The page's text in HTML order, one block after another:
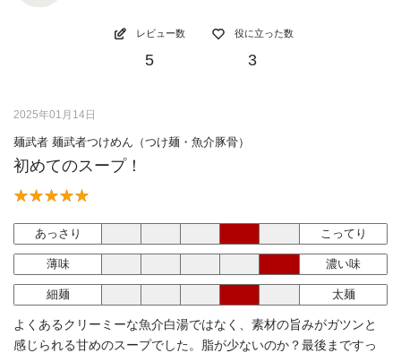
レビュー数
5
役に立った数
3
2025年01月14日
麺武者 麺武者つけめん（つけ麺・魚介豚骨）
初めてのスープ！
あっさり こってり
薄味 濃い味
細麺 太麺
よくあるクリーミーな魚介白湯ではなく、素材の旨みがガツンと
感じられる甘めのスープでした。脂が少ないのか？最後まですっ